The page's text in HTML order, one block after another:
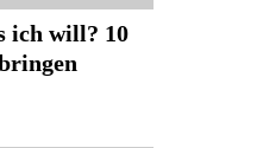
ich will? 10